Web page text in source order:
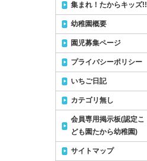
集まれ！たからキッズ!!
幼稚園概要
園児募集ページ
プライバシーポリシー
いちご日記
カテゴリ無し
会員専用掲示板(認定こ
ども園たから幼稚園)
サイトマップ